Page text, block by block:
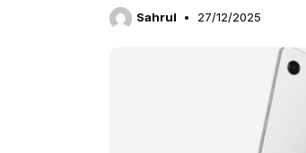
Sahrul 27/12/2025